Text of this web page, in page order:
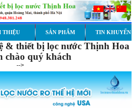
THIỆU SẢN PHẨM TIN
& thiết bị lọc nước Thịnh Hoa
chào quý khách
-->